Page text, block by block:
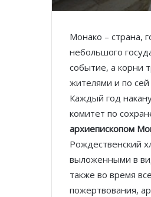
Монако – страна,
небольшого
событие, а корни
жителями и по
Каждый год
комитет по
архиепископом
Рождественский
выложенными в
также во время
пожертвования,